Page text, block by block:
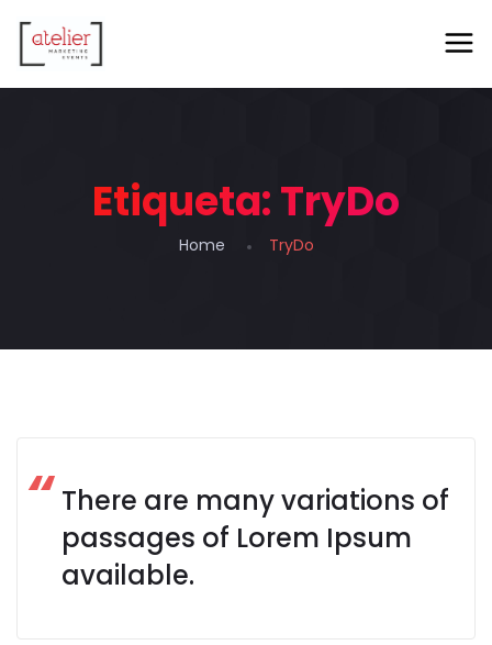
Etiqueta:TryDo
Home TryDo
There are many variations of
passages of Lorem Ipsum
available.